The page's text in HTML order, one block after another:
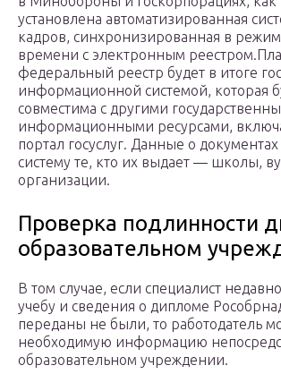
установлена автоматизированная
кадров, синхронизированная в
времени с электронным
федеральный реестр будет в итоге
информационной системой, которая
совместима с другими
информационными ресурсами,
портал госуслуг. Данные о документах
систему те, кто их выдает — школы,
организации.
Проверка подлинности
образовательном
В том случае, если специалист
учебу и сведения о дипломе
переданы не были, то работодатель
необходимую информацию
образовательном учреждении.